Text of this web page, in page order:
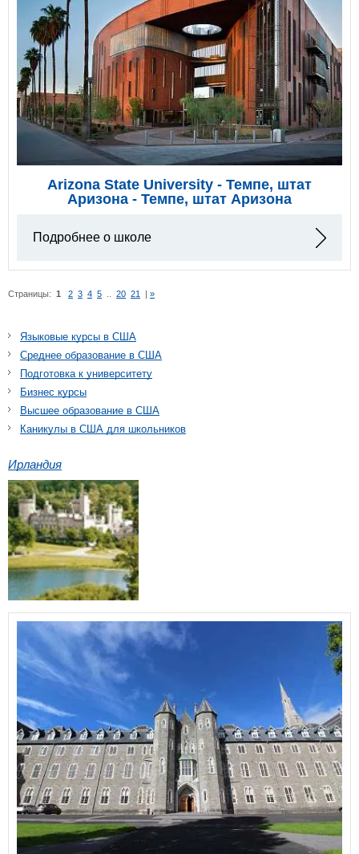
Arizona State University - Темпе, штат
Аризона - Темпе, штат Аризона
Подробнее о школе
Страницы: 1 2 3 4 5 20 21 | »
Языковые курсы в США
Среднее образование в США
Подготовка к университету
Бизнес курсы
Высшее образование в США
Каникулы в США для школьников
Ирландия